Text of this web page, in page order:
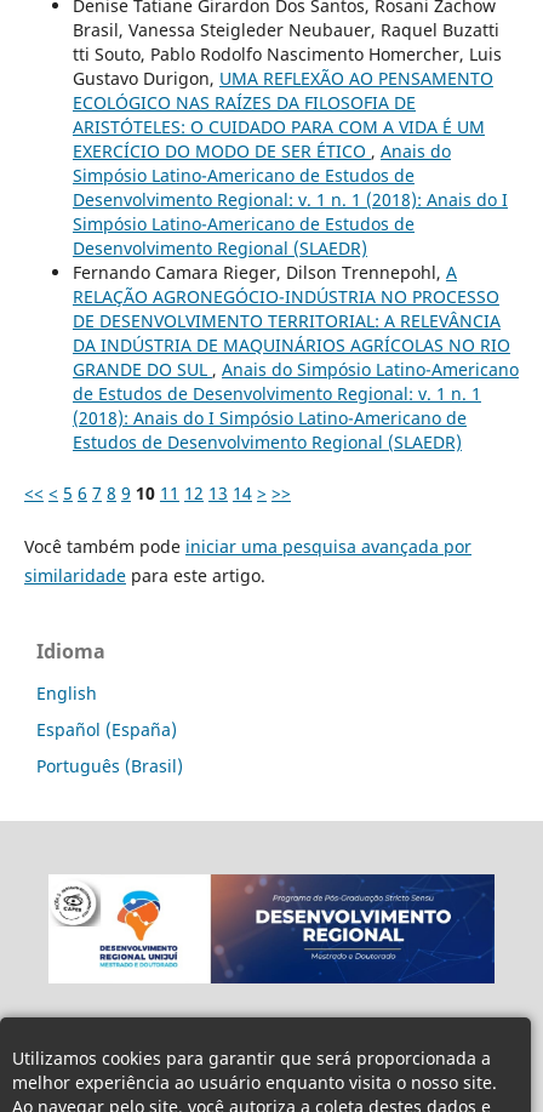
Utilizamos cookies para garantir que será proporcionada a
melhor experiência ao usuário enquanto visita o nosso site.
Ao navegar pelo site, você autoriza a coleta destes dados e
Denise Tatiane Girardon Dos Santos, Rosani Zachow
Brasil, Vanessa Steigleder Neubauer, Raquel Buzatti
tti Souto, Pablo Rodolfo Nascimento Homercher, Luis
Gustavo Durigon, UMA REFLEXÃO AO PENSAMENTO
ECOLÓGICO NAS RAÍZES DA FILOSOFIA DE
ARISTÓTELES: O CUIDADO PARA COM A VIDA É UM
EXERCÍCIO DO MODO DE SER ÉTICO , Anais do
Simpósio Latino-Americano de Estudos de
Desenvolvimento Regional: v. 1 n. 1 (2018): Anais do I
Simpósio Latino-Americano de Estudos de
Desenvolvimento Regional (SLAEDR)
Fernando Camara Rieger, Dilson Trennepohl, A
RELAÇÃO AGRONEGÓCIO-INDÚSTRIA NO PROCESSO
DE DESENVOLVIMENTO TERRITORIAL: A RELEVÂNCIA
DA INDÚSTRIA DE MAQUINÁRIOS AGRÍCOLAS NO RIO
GRANDE DO SUL , Anais do Simpósio Latino-Americano
de Estudos de Desenvolvimento Regional: v. 1 n. 1
(2018): Anais do I Simpósio Latino-Americano de
Estudos de Desenvolvimento Regional (SLAEDR)
<< < 5 6 7 8 9 10 11 12 13 14 > >>
Você também pode iniciar uma pesquisa avançada por
similaridadepara este artigo.
Idioma
English
Español (España)
Português (Brasil)